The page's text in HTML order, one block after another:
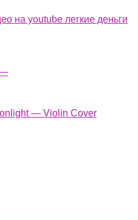
на youtube легкие деньги
—
— Violin Cover